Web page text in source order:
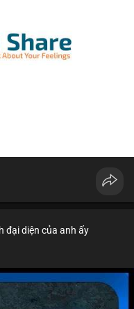
đại diện của anh ấy